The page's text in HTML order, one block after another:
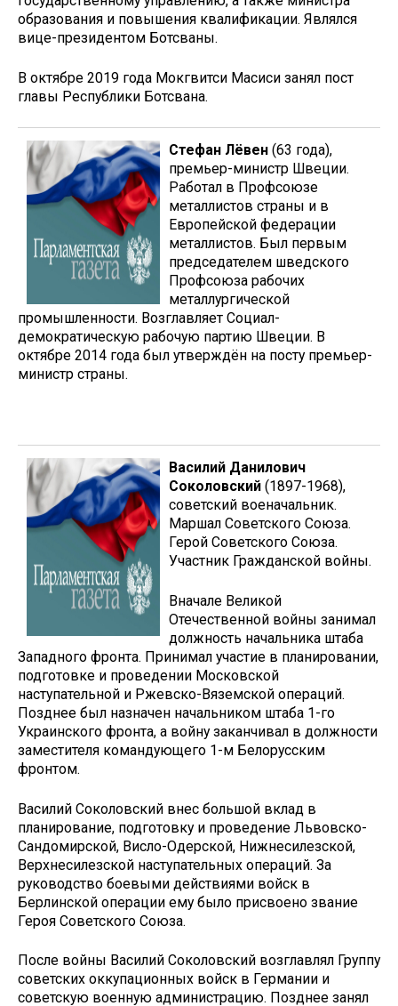
образования и повышения квалификации. Являлся
вице-президентом Ботсваны.
В октябре 2019 года Мокгвитси Масиси занял пост
главы Республики Ботсвана.
Стефан Лёвен (63 года),
премьер-министр Швеции.
Работал в Профсоюзе
металлистов страны и в
Европейской федерации
металлистов. Был первым
председателем шведского
Профсоюза рабочих
металлургической
промышленности. Возглавляет Социал-
демократическую рабочую партию Швеции. В
октябре 2014 года был утверждён на посту премьер-
министр страны.
Василий Данилович
Соколовский (1897-1968),
советский военачальник.
Маршал Советского Союза.
Герой Советского Союза.
Участник Гражданской войны.
Вначале Великой
Отечественной войны занимал
должность начальника штаба
Западного фронта. Принимал участие в планировании,
подготовке и проведении Московской
наступательной и Ржевско-Вяземской операций.
Позднее был назначен начальником штаба 1-го
Украинского фронта, а войну заканчивал в должности
заместителя командующего 1-м Белорусским
фронтом.
Василий Соколовский внес большой вклад в
планирование, подготовку и проведение Львовско-
Сандомирской, Висло-Одерской, Нижнесилезской,
Верхнесилезской наступательных операций. За
руководство боевыми действиями войск в
Берлинской операции ему было присвоено звание
Героя Советского Союза.
После войны Василий Соколовский возглавлял Группу
советских оккупационных войск в Германии и
советскую военную администрацию. Позднее занял